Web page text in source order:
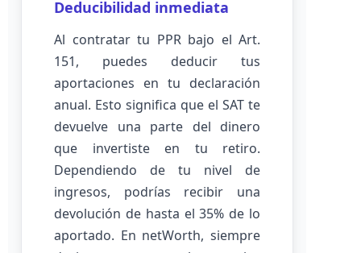
Deducibilidad inmediata
Al contratar tu PPR bajo el Art.
151, puedes deducir tus
aportaciones en tu declaración
anual. Esto significa que el SAT te
devuelve una parte del dinero
que invertiste en tu retiro.
Dependiendo de tu nivel de
ingresos, podrías recibir una
devolución de hasta el 35% de lo
aportado. En netWorth, siempre